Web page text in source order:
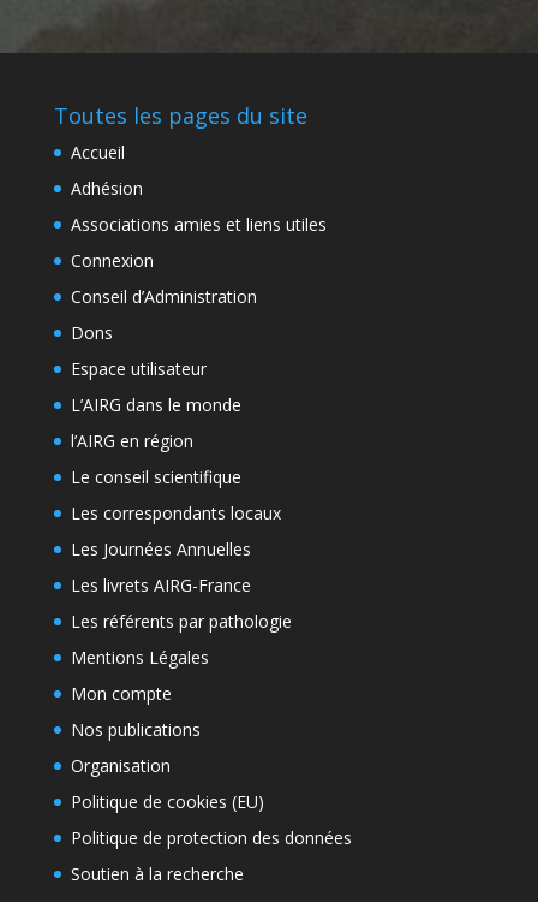
Toutes les pages du site
Accueil
Adhésion
Associations amies et liens utiles
Connexion
Conseil d’Administration
Dons
Espace utilisateur
L’AIRG dans le monde
l’AIRG en région
Le conseil scientifique
Les correspondants locaux
Les Journées Annuelles
Les livrets AIRG-France
Les référents par pathologie
Mentions Légales
Mon compte
Nos publications
Organisation
Politique de cookies (EU)
Politique de protection des données
Soutien à la recherche